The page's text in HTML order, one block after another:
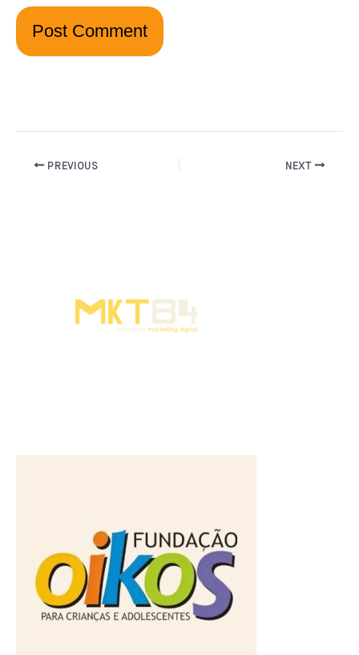
PREVIOUS NEXT